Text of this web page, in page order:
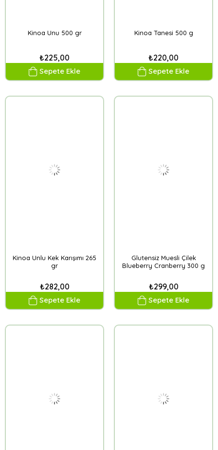
Kinoa Unu 500 gr
₺225,00
Sepete Ekle
Kinoa Tanesi 500 g
₺220,00
Sepete Ekle
Kinoa Unlu Kek Karışımı 265
gr
₺282,00
Sepete Ekle
Glutensiz Muesli Çilek
Blueberry Cranberry 300 g
₺299,00
Sepete Ekle